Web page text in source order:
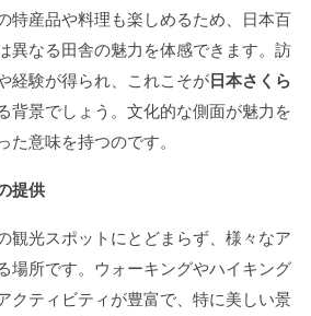
特産品や料理も楽しめるため、日本百
異なる田舎の魅力を体感できます。訪
経験が得られ、これこそが日本さくら
背景でしょう。文化的な側面が魅力を
意味を持つのです。
提供
観光スポットにとどまらず、様々なア
場所です。ウォーキングやハイキング
クティビティが豊富で、特に美しい景